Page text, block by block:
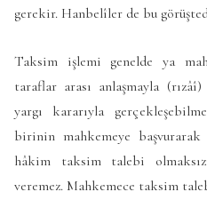
gerekir. Hanbelîler de bu
Taksim işlemi genelde ya
taraflar arası anlaşmayla
yargı kararıyla
birinin mahkemeye
hâkim taksim talebi
veremez. Mahkemece taksim